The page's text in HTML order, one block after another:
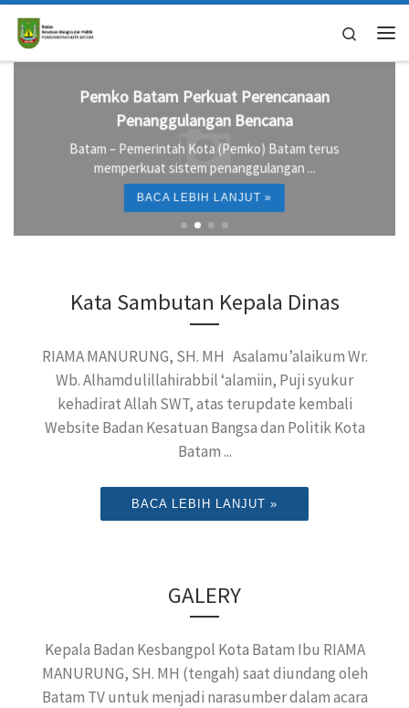
Skip to content
Search
Pemko Batam Perkuat Perencanaan
Penanggulangan Bencana
Batam – Pemerintah Kota (Pemko) Batam terus
memperkuat sistem penanggulangan ...
BACA LEBIH LANJUT »
Kata Sambutan Kepala Dinas
RIAMA MANURUNG, SH. MH Asalamu’alaikum Wr.
Wb. Alhamdulillahirabbil ‘alamiin, Puji syukur
kehadirat Allah SWT, atas terupdate kembali
Website Badan Kesatuan Bangsa dan Politik Kota
Batam ...
BACA LEBIH LANJUT »
GALERY
Kepala Badan Kesbangpol Kota Batam Ibu RIAMA
MANURUNG, SH. MH (tengah) saat diundang oleh
Batam TV untuk menjadi narasumber dalam acara